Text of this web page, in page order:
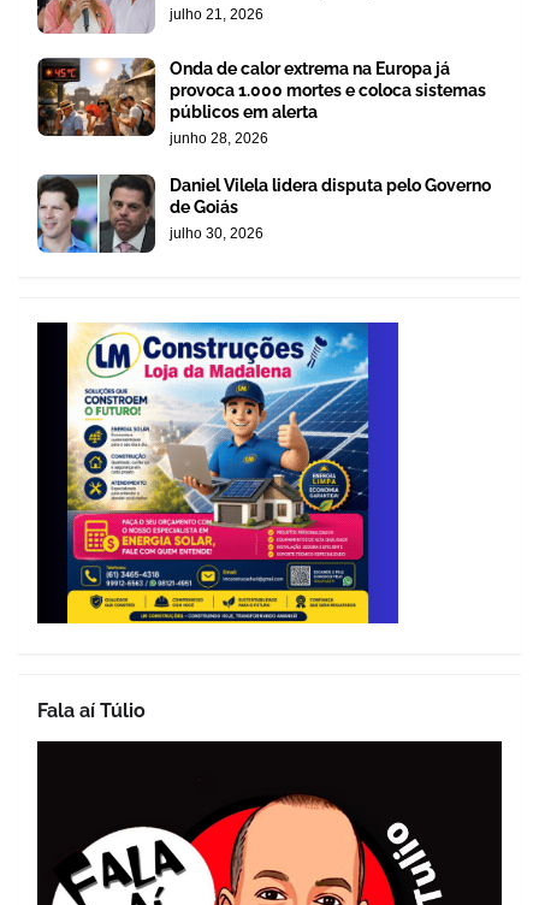
julho 21, 2026
Onda de calor extrema na Europa já
provoca 1.000 mortes e coloca sistemas
públicos em alerta
junho 28, 2026
Daniel Vilela lidera disputa pelo Governo
de Goiás
julho 30, 2026
Fala aí Túlio